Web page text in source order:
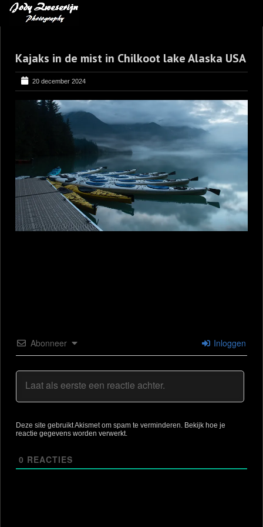
BLOG
LEREN VAN KUNST
BENCE MATE FOTOHUTTEN
Kajaks in de mist in Chilkoot lake Alaska USA
20 december 2024
Abonneer Inloggen
Deze site gebruikt Akismet om spam te verminderen. Bekijk hoe je
reactie gegevens worden verwerkt
0 REACTIES